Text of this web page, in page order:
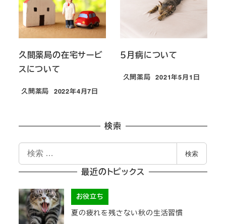
久間薬局の在宅サービ
スについて
久間薬局
投稿日
2022年4月7日
５月病について
久間薬局
投稿日
2021年5月1日
検索
索
検索
最近のトピックス
お役立ち
夏の疲れを残さない秋の生活習慣